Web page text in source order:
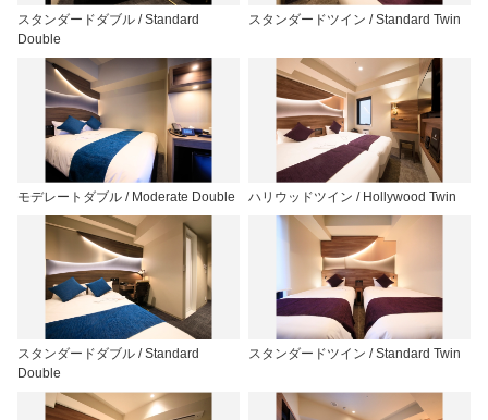
スタンダードダブル / Standard
Double
スタンダードツイン / Standard Twin
モデレートダブル / Moderate Double ハリウッドツイン / Hollywood Twin
スタンダードダブル / Standard
Double
スタンダードツイン / Standard Twin